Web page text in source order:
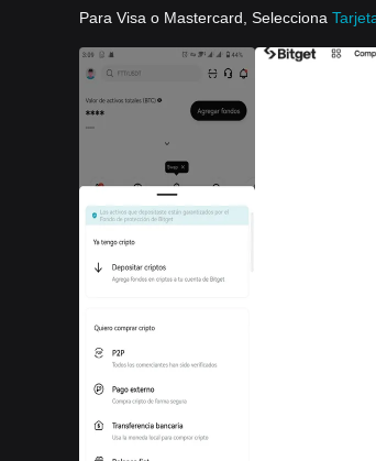
Para Visa o Mastercard, Selecciona